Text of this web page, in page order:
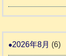
2026年8月 (6)